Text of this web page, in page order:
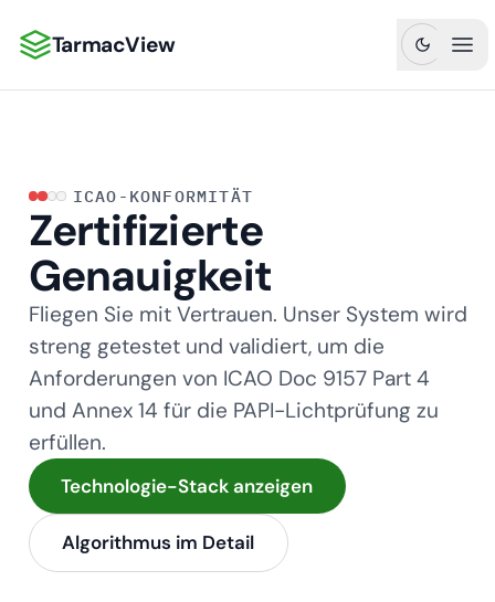
TarmacView: Präzisionsluftfahrtanalytik
TarmacView
ICAO-KONFORMITÄT
Zertifizierte
Genauigkeit
Fliegen Sie mit Vertrauen. Unser System wird
streng getestet und validiert, um die
Anforderungen von ICAO Doc 9157 Part 4
und Annex 14 für die PAPI-Lichtprüfung zu
erfüllen.
Technologie-Stack anzeigen
Algorithmus im Detail